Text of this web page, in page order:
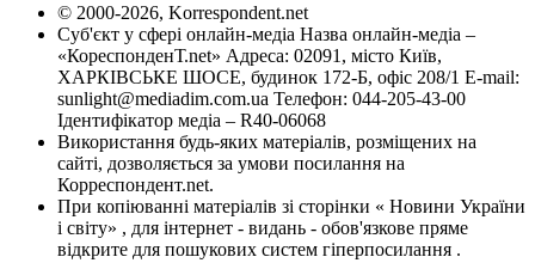
© 2000-2026, Korrespondent.net
Суб'єкт у сфері онлайн-медіа Назва онлайн-медіа –
«КореспонденТ.net» Адреса: 02091, місто Київ,
ХАРКІВСЬКЕ ШОСЕ, будинок 172-Б, офіс 208/1 E-mail:
sunlight@mediadim.com.ua Телефон: 044-205-43-00
Ідентифікатор медіа – R40-06068
Використання будь-яких матеріалів, розміщених на
сайті, дозволяється за умови посилання на
Корреспондент.net.
При копіюванні матеріалів зі сторінки « Новини України
і світу» , для інтернет - видань - обов'язкове пряме
відкрите для пошукових систем гіперпосилання .